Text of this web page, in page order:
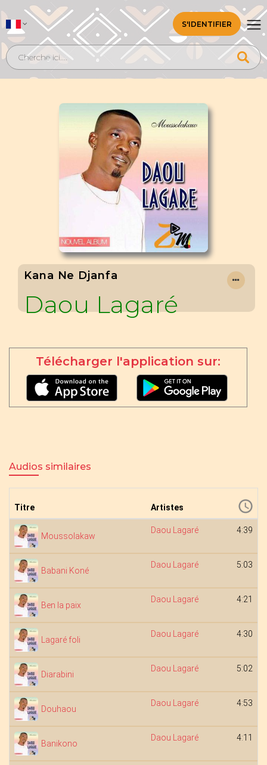
S'IDENTIFIER
Kana Ne Djanfa
Daou Lagaré
Télécharger l'application sur:
Audios similaires
Titre Artistes
Moussolakaw
Daou Lagaré 4:39
Babani Koné
Daou Lagaré 5:03
Ben la paix
Daou Lagaré 4:21
Lagaré foli
Daou Lagaré 4:30
Diarabini
Daou Lagaré 5:02
Douhaou
Daou Lagaré 4:53
Banikono
Daou Lagaré 4:11